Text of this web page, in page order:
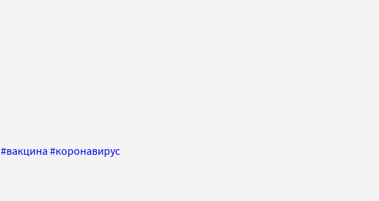
#вакцина #коронавирус